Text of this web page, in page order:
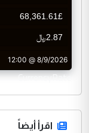
CurrencyRate
اقرأ أيضاً